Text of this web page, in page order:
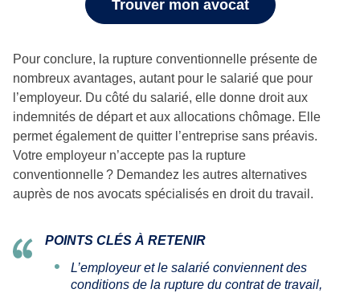
Trouver mon avocat
Pour conclure, la rupture conventionnelle présente de
nombreux avantages, autant pour le salarié que pour
l’employeur. Du côté du salarié, elle donne droit aux
indemnités de départ et aux allocations chômage. Elle
permet également de quitter l’entreprise sans préavis.
Votre employeur n’accepte pas la rupture
conventionnelle ? Demandez les autres alternatives
auprès de nos avocats spécialisés en droit du travail.
POINTS CLÉS À RETENIR
L’employeur et le salarié conviennent des
conditions de la rupture du contrat de travail,